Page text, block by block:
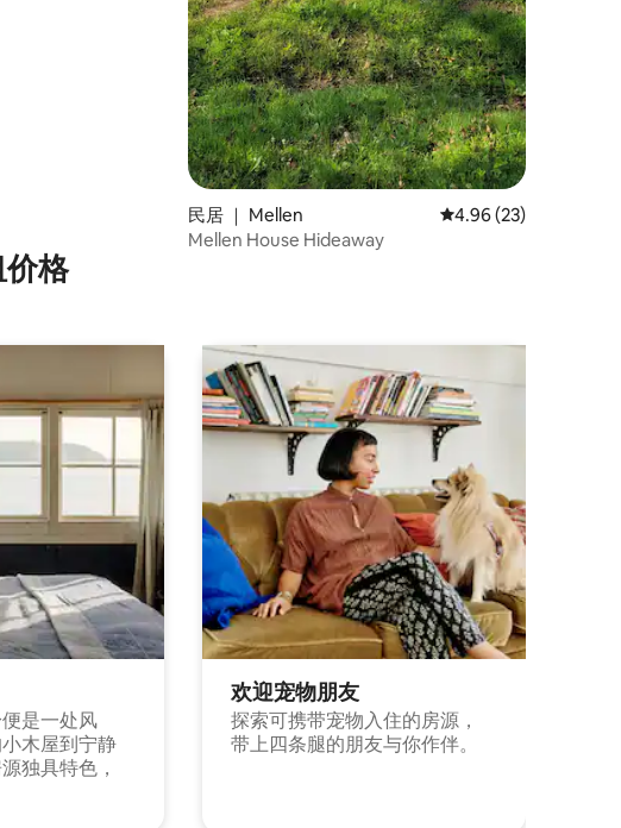
民居 ｜ Mellen 平均评分 4.96 分（满
4.96 (23)
Mellen House Hideaway
格
是一处风
木屋到宁静
独具特色，
欢迎宠物朋友
探索可携带宠物入住的房源，
带上四条腿的朋友与你作伴。